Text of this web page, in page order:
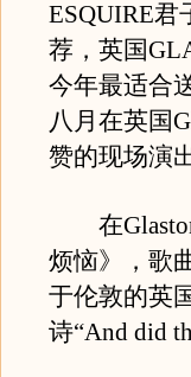
ESQUIRE
荐，英国
今年最适合
八月在英国
赞的现场演
在
烦恼》，歌
于伦敦的英
诗“And did